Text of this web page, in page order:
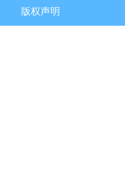
版权声明